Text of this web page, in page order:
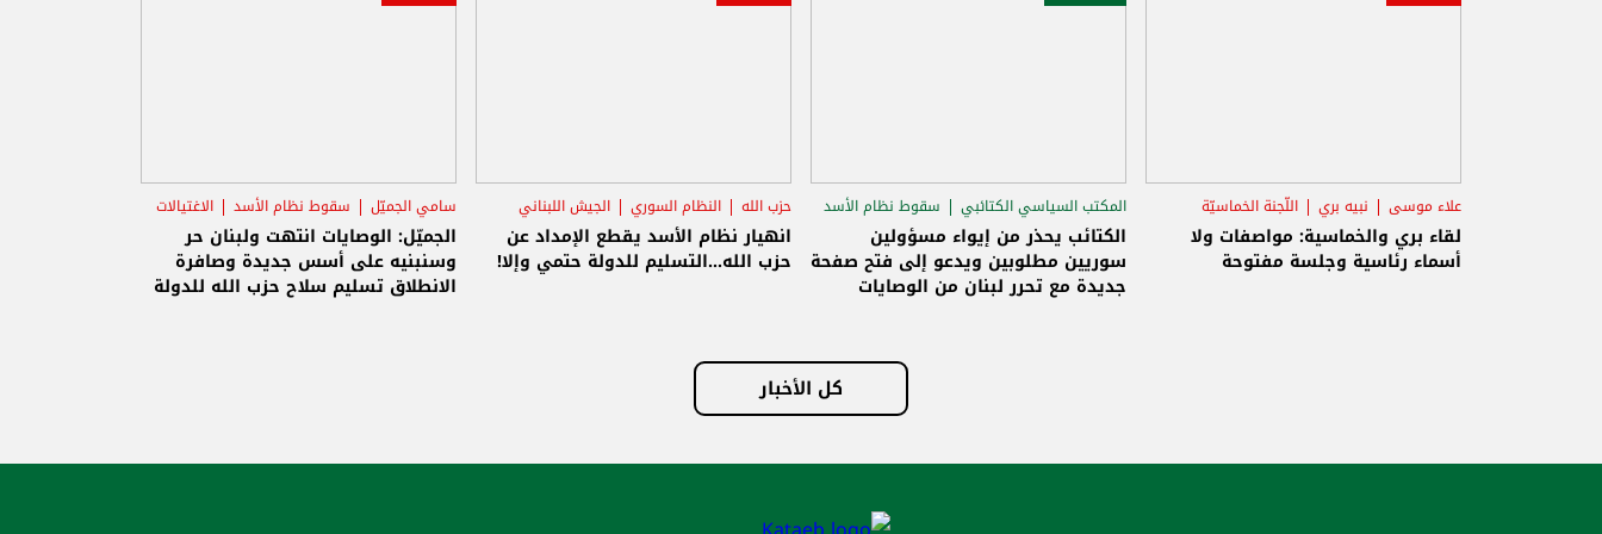
علاء موسى نبيه بري اللّجنة الخماسيّة
لقاء بري والخماسية: مواصفات ولا
أسماء رئاسية وجلسة مفتوحة
المكتب السياسي الكتائبي
سقوط نظام الأسد
الاستحقاق الرئاسي
الكتائب يحذر من إيواء مسؤولين
سوريين مطلوبين ويدعو إلى فتح صفحة
جديدة مع تحرر لبنان من الوصايات
حزب الله النظام السوري الجيش اللبناني
انهيار نظام الأسد يقطع الإمداد عن
حزب الله...التسليم للدولة حتمي وإلا!
سامي الجميّل سقوط نظام الأسد الاغتيالات
الجميّل: الوصايات انتهت ولبنان حر
وسنبنيه على أسس جديدة وصافرة
الانطلاق تسليم سلاح حزب الله للدولة
كل الأخبار